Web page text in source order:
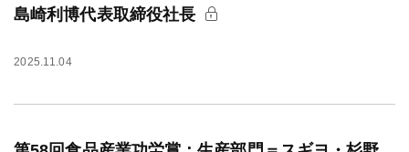
島崎利博代表取締役社長
2025.11.04